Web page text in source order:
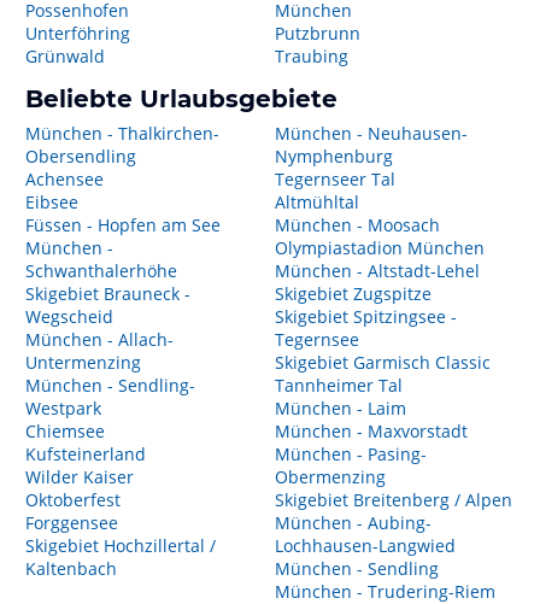
Possenhofen
Unterföhring
Grünwald
München
Putzbrunn
Traubing
Beliebte Urlaubsgebiete
München - Thalkirchen-
Obersendling
Achensee
Eibsee
Füssen - Hopfen am See
München -
Schwanthalerhöhe
Skigebiet Brauneck -
Wegscheid
München - Allach-
Untermenzing
München - Sendling-
Westpark
Chiemsee
Kufsteinerland
Wilder Kaiser
Oktoberfest
Forggensee
Skigebiet Hochzillertal /
Kaltenbach
München - Neuhausen-
Nymphenburg
Tegernseer Tal
Altmühltal
München - Moosach
Olympiastadion München
München - Altstadt-Lehel
Skigebiet Zugspitze
Skigebiet Spitzingsee -
Tegernsee
Skigebiet Garmisch Classic
Tannheimer Tal
München - Laim
München - Maxvorstadt
München - Pasing-
Obermenzing
Skigebiet Breitenberg / Alpen
München - Aubing-
Lochhausen-Langwied
München - Sendling
München - Trudering-Riem